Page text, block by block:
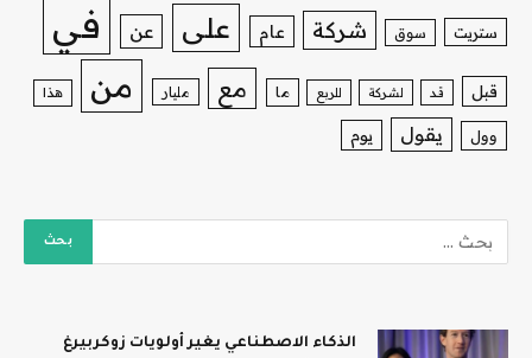
ستريت سوق شركة عام على عن في
قبل قد لشركة للربع ما مع مليار من هذا
وول يقول يوم
الذكاء الاصطناعي يغير أولويات زوكربيرغ